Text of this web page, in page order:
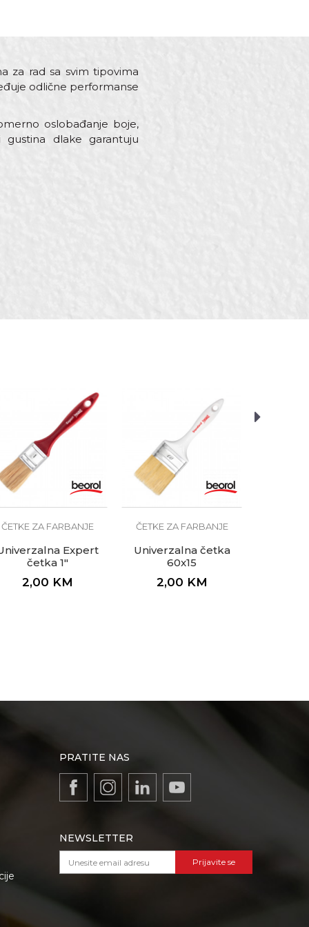
za rad sa svim tipovima
odlične performanse
oslobađanje boje,
dlake garantuju
Zidari
ČETKE ZA FARBANJE
Expert
četka 1"
2,00 KM
ČETKE ZA FARBANJE
Univerzalna četka
60x15
2,00 KM
PRATITE NAS
NEWSLETTER
Prijavite se